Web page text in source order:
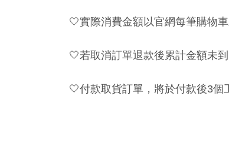
🤍實際消費金額以官網每筆購物
🤍若取消訂單退款後累計金額未
🤍付款取貨訂單，將於付款後3個